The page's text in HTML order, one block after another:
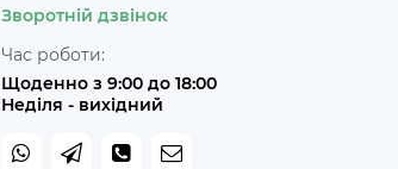
Зворотній дзвінок
Час роботи:
Щоденно з 9:00 до 18:00
Неділя - вихідний